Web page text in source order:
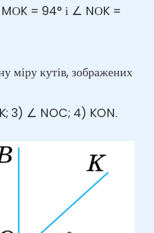
= 94° і ∠ NОK =
міру кутів, зображених
3) ∠ NOC; 4) KON.